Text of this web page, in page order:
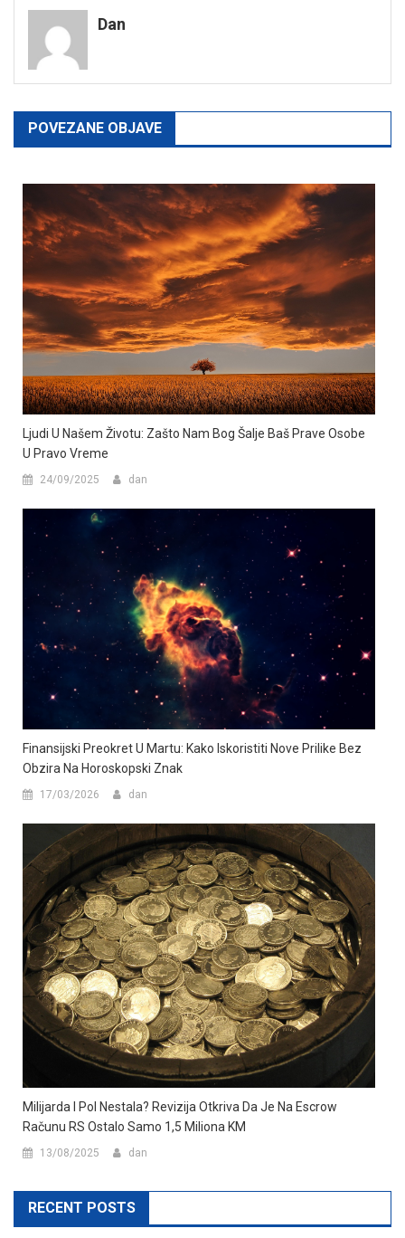
Dan
POVEZANE OBJAVE
Ljudi U Našem Životu: Zašto Nam Bog Šalje Baš Prave Osobe
U Pravo Vreme
24/09/2025 dan
Finansijski Preokret U Martu: Kako Iskoristiti Nove Prilike Bez
Obzira Na Horoskopski Znak
17/03/2026 dan
Milijarda I Pol Nestala? Revizija Otkriva Da Je Na Escrow
Računu RS Ostalo Samo 1,5 Miliona KM
13/08/2025 dan
RECENT POSTS